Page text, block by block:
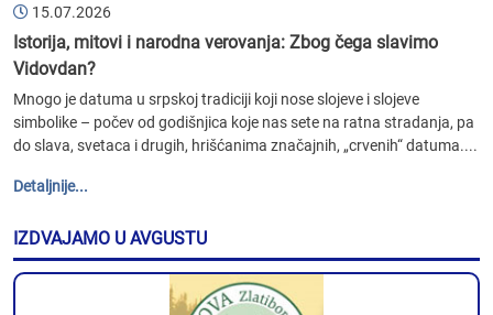
15.07.2026
Istorija, mitovi i narodna verovanja: Zbog čega slavimo
Vidovdan?
Mnogo je datuma u srpskoj tradiciji koji nose slojeve i slojeve
simbolike – počev od godišnjica koje nas sete na ratna stradanja, pa
do slava, svetaca i drugih, hrišćanima značajnih, „crvenih“ datuma....
Detaljnije...
IZDVAJAMO U AVGUSTU